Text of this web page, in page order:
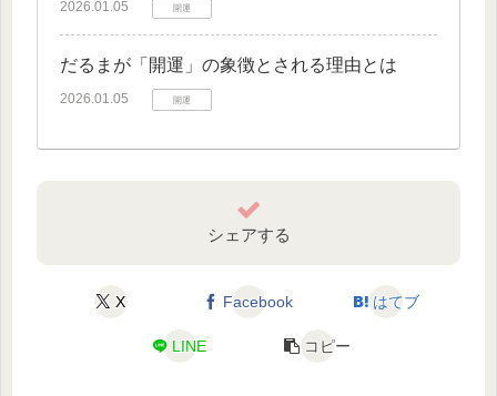
2026.01.05 開運
だるまが「開運」の象徴とされる理由とは
2026.01.05 開運
シェアする
X Facebook はてブ
LINE コピー